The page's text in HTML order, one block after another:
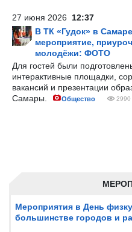
Мероприятия в День
большинстве городов и
27 июня 2026 12:37
В ТК «Гудок» в
мероприятие,
молодёжи: ФОТО
Для гостей были
интерактивные площадки,
вакансий и презентации
Самары.
Общество 2990